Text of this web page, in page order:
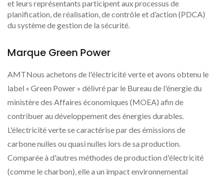
et leurs représentants participent aux processus de
planification, de réalisation, de contrôle et d’action (PDCA)
du système de gestion de la sécurité.
Marque Green Power
AMTNous achetons de l'électricité verte et avons obtenu le
label « Green Power » délivré par le Bureau de l'énergie du
ministère des Affaires économiques (MOEA) afin de
contribuer au développement des énergies durables.
L'électricité verte se caractérise par des émissions de
carbone nulles ou quasi nulles lors de sa production.
Comparée à d'autres méthodes de production d'électricité
(comme le charbon), elle a un impact environnemental